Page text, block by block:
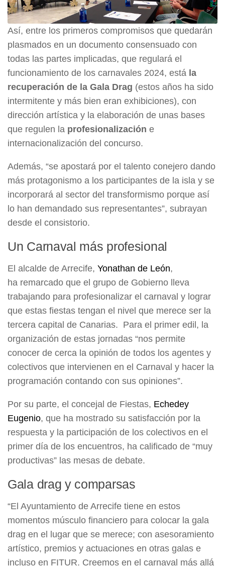
Así, entre los primeros compromisos que quedarán
plasmados en un documento consensuado con
todas las partes implicadas, que regulará el
funcionamiento de los carnavales 2024, está la
recuperación de la Gala Drag (estos años ha sido
intermitente y más bien eran exhibiciones), con
dirección artística y la elaboración de unas bases
que regulen la profesionalización e
internacionalización del concurso.
Además, “se apostará por el talento conejero dando
más protagonismo a los participantes de la isla y se
incorporará al sector del transformismo porque así
lo han demandado sus representantes”, subrayan
desde el consistorio.
Un Carnaval más profesional
El alcalde de Arrecife, Yonathan de León,
ha remarcado que el grupo de Gobierno lleva
trabajando para profesionalizar el carnaval y lograr
que estas fiestas tengan el nivel que merece ser la
tercera capital de Canarias. Para el primer edil, la
organización de estas jornadas “nos permite
conocer de cerca la opinión de todos los agentes y
colectivos que intervienen en el Carnaval y hacer la
programación contando con sus opiniones”.
Por su parte, el concejal de Fiestas, Echedey
Eugenio, que ha mostrado su satisfacción por la
respuesta y la participación de los colectivos en el
primer día de los encuentros, ha calificado de “muy
productivas” las mesas de debate.
Gala drag y comparsas
“El Ayuntamiento de Arrecife tiene en estos
momentos músculo financiero para colocar la gala
drag en el lugar que se merece; con asesoramiento
artístico, premios y actuaciones en otras galas e
incluso en FITUR. Creemos en el carnaval más allá